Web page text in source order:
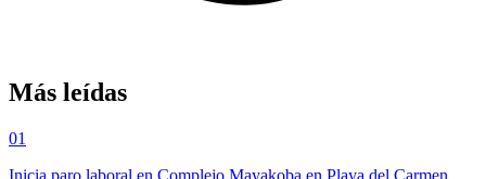
Más leídas
01
Inicia paro laboral en Complejo Mayakoba en Playa del Carmen